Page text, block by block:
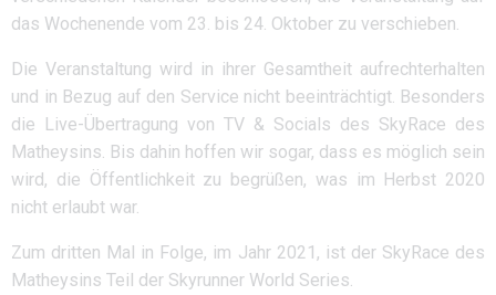
das Wochenende vom 23. bis 24. Oktober zu verschieben.
Die Veranstaltung wird in ihrer Gesamtheit aufrechterhalten
und in Bezug auf den Service nicht beeinträchtigt. Besonders
die Live-Übertragung von TV & Socials des SkyRace des
Matheysins. Bis dahin hoffen wir sogar, dass es möglich sein
wird, die Öffentlichkeit zu begrüßen, was im Herbst 2020
nicht erlaubt war.
Zum dritten Mal in Folge, im Jahr 2021, ist der SkyRace des
Matheysins Teil der Skyrunner World Series.